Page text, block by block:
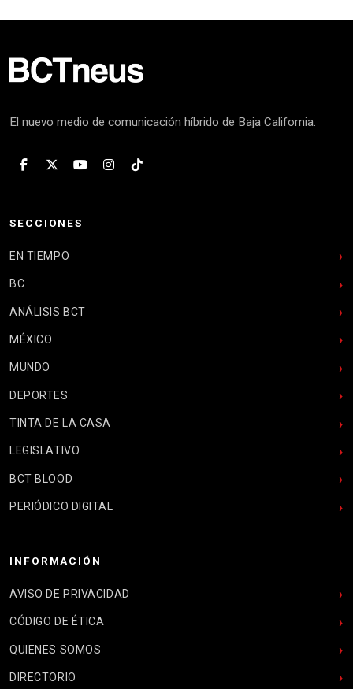
El nuevo medio de comunicación híbrido de Baja California.
SECCIONES
EN TIEMPO
BC
ANÁLISIS BCT
MÉXICO
MUNDO
DEPORTES
TINTA DE LA CASA
LEGISLATIVO
BCT BLOOD
PERIÓDICO DIGITAL
INFORMACIÓN
AVISO DE PRIVACIDAD
CÓDIGO DE ÉTICA
QUIENES SOMOS
DIRECTORIO